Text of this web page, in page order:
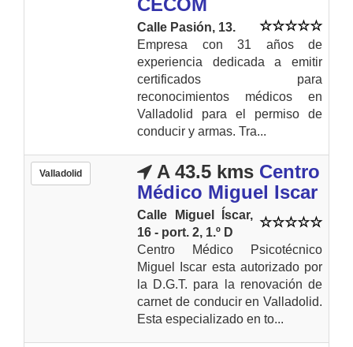
Calle Pasión, 13.
Empresa con 31 años de
experiencia dedicada a emitir
certificados para
reconocimientos médicos en
Valladolid para el permiso de
conducir y armas. Tra...
Valladolid A 43.5 kms Centro
Médico Miguel Iscar
Calle Miguel Íscar,
16 - port. 2, 1.º D
Centro Médico Psicotécnico
Miguel Iscar esta autorizado por
la D.G.T. para la renovación de
carnet de conducir en Valladolid.
Esta especializado en to...